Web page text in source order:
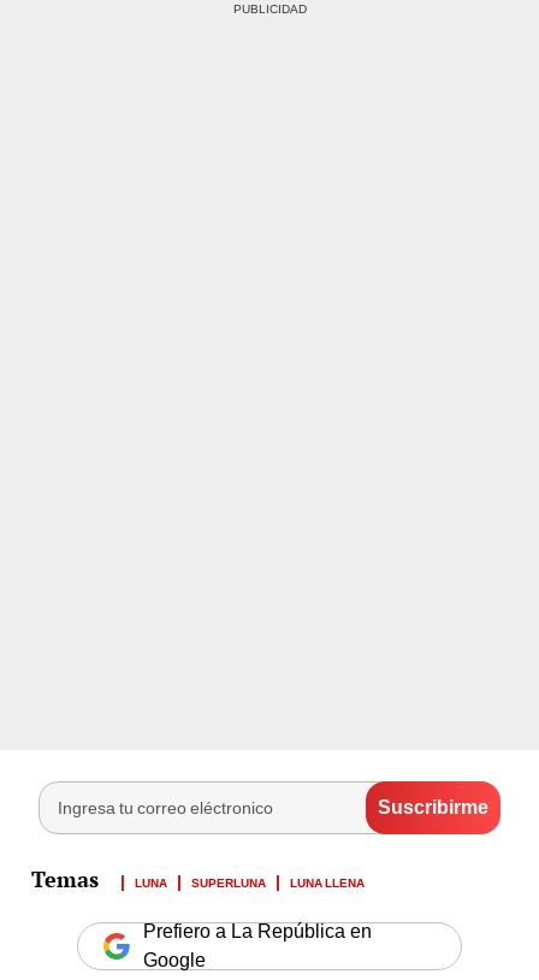
LUNA SUPERLUNA LUNA LLENA
Prefiero a La República en
Google